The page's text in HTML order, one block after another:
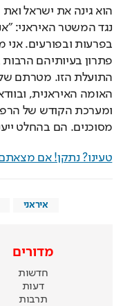
מסוכנים. הם בהחלט
טעינו? נתקן! אם
איראני
מדורים
חדשות
דעות
תרבות